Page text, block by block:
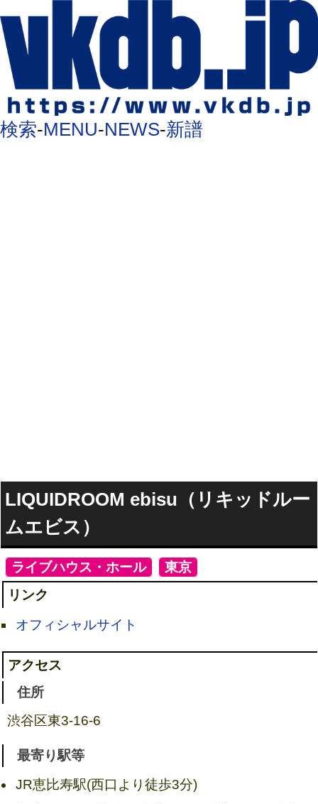
検索-MENU-NEWS-新譜
LIQUIDROOM ebisu（リキッドルー
ムエビス）
ライブハウス・ホール] 東京
リンク
オフィシャルサイト
アクセス
住所
渋谷区東3-16-6
最寄り駅等
JR恵比寿駅(西口より徒歩3分)